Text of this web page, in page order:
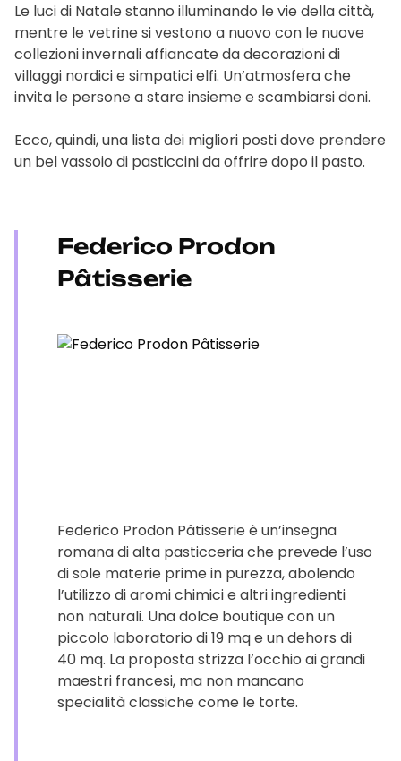
Le luci di Natale stanno illuminando le vie della città,
mentre le vetrine si vestono a nuovo con le nuove
collezioni invernali affiancate da decorazioni di
villaggi nordici e simpatici elfi. Un’atmosfera che
invita le persone a stare insieme e scambiarsi doni.
Ecco, quindi, una lista dei migliori posti dove prendere
un bel vassoio di pasticcini da offrire dopo il pasto.
Federico Prodon
Pâtisserie
Federico Prodon Pâtisserie è un’insegna
romana di alta pasticceria che prevede l’uso
di sole materie prime in purezza, abolendo
l’utilizzo di aromi chimici e altri ingredienti
non naturali. Una dolce boutique con un
piccolo laboratorio di 19 mq e un dehors di
40 mq. La proposta strizza l’occhio ai grandi
maestri francesi, ma non mancano
specialità classiche come le torte.